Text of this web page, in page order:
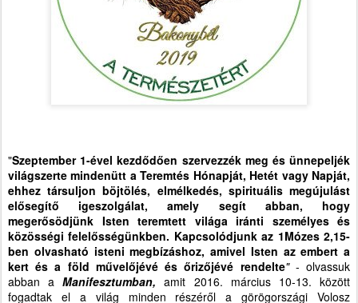
"Szeptember 1-ével kezdődően szervezzék meg és ünnepeljék
világszerte mindenütt a Teremtés Hónapját, Hetét vagy Napját,
ehhez társuljon böjtölés, elmélkedés, spirituális megújulást
elősegítő igeszolgálat, amely segít abban, hogy
megerősödjünk Isten teremtett világa iránti személyes és
közösségi felelősségünkben. Kapcsolódjunk az 1Mózes 2,15-
ben olvasható isteni megbízáshoz, amivel Isten az embert a
kert és a föld művelőjévé és őrizőjévé rendelte" - olvassuk
abban aManifesztumban, amit 2016. március 10-13. között
fogadtak el a világ minden részéről a görögországi Volosz